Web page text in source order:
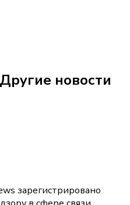
Другие новости
«Директор года»
зарегистрировано